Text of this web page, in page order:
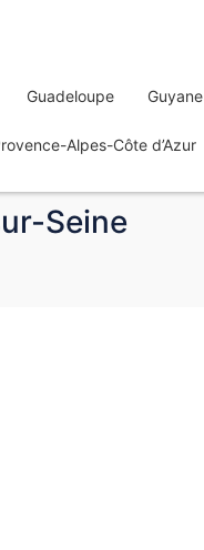
Guadeloupe Guyane
Alpes-Côte d’Azur
Seine